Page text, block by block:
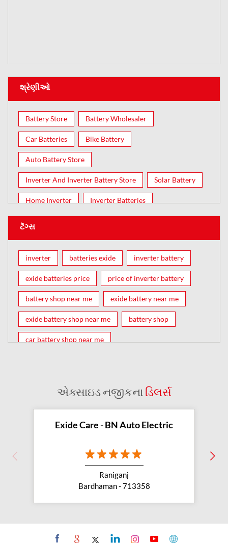
શ્રેણીઓ
Battery Store Battery Wholesaler
Car Batteries Bike Battery
Auto Battery Store
Inverter And Inverter Battery Store Solar Battery
Home Inverter Inverter Batteries
ટૅગ્સ
inverter batteries exide inverter battery
exide batteries price price of inverter battery
battery shop near me exide battery near me
exide battery shop near me battery shop
car battery shop near me
inverter battery shop near me
exide dealer near me exide showroom near me
exide battery showroom near me
exide battery dealer inverter battery
inverter shop near me
એક્સાઇડ નજીકનાડિલર્સ
Exide Care - BN Auto Electric
Raniganj
Bardhaman - 713358